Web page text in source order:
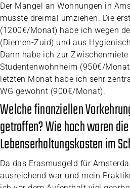
Der Mangel an Wohnungen in
musste dreimal umziehen. Die
(1200€/Monat) habe ich wegen
(Diemen-Zuid) und aus
Dann habe ich zur
Studentenwohnheim (950€/
letzten Monat habe ich sehr
WG gewohnt (900€/Monat).
Welche finanziellen
getroffen? Wie hoch waren die
Lebenserhaltungskosten im
Da das Erasmusgeld für
ausreichend war und mein